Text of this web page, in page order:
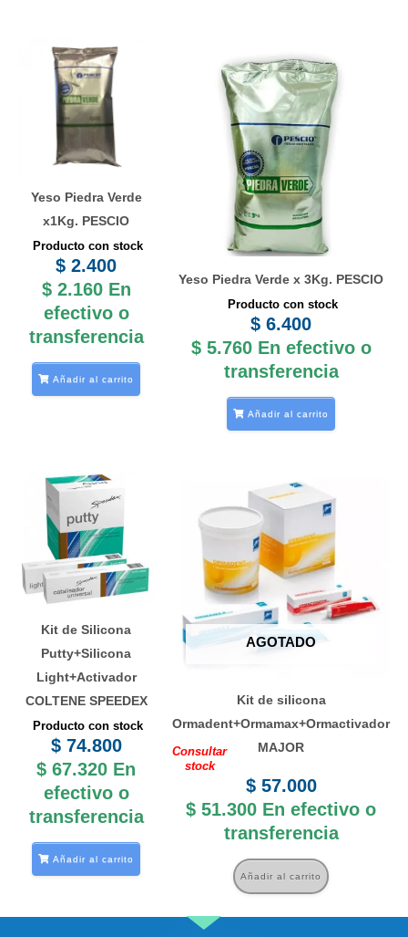
Yeso Piedra Verde
x1Kg. PESCIO
Producto con stock
$ 2.400
$2.160 En
efectivo o
transferencia
Añadir al carrito
Yeso Piedra Verde x 3Kg. PESCIO
Producto con stock
$ 6.400
$5.760 En efectivo o
transferencia
Añadir al carrito
Kit de Silicona
Putty+Silicona
Light+Activador
COLTENE SPEEDEX
Producto con stock
$74.800
$ 67.320 En
efectivo o
transferencia
Añadir al carrito
AGOTADO
Kit de silicona
Ormadent+Ormamax+Ormactivador
MAJOR
Consultar
stock
$57.000
$ 51.300 En efectivo o
transferencia
Añadir al carrito